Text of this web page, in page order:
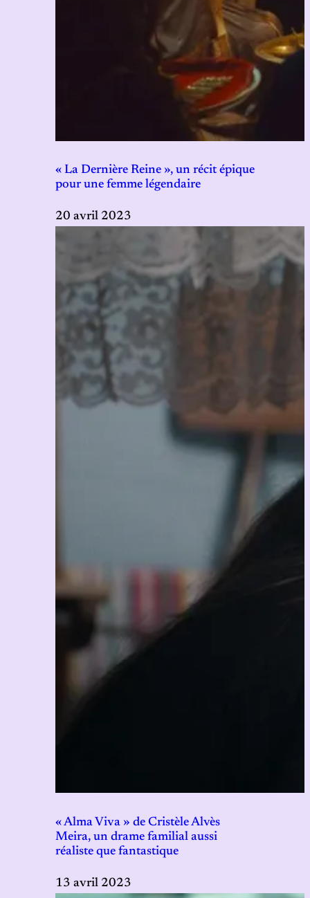
« La Dernière Reine », un récit épique
pour une femme légendaire
20 avril 2023
« Alma Viva » de Cristèle Alvès
Meira, un drame familial aussi
réaliste que fantastique
13 avril 2023